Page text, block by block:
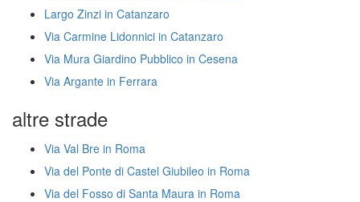
Largo Zinzi in Catanzaro
Via Carmine Lidonnici in Catanzaro
Via Mura Giardino Pubblico in Cesena
Via Argante in Ferrara
altre strade
Via Val Bre in Roma
Via del Ponte di Castel Giubileo in Roma
Via del Fosso di Santa Maura in Roma